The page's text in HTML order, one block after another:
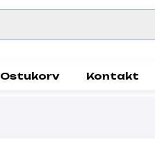
Ostukorv Kontakt